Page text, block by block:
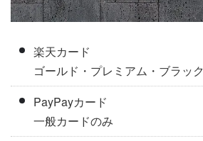
楽天カード
ゴールド・プレミアム・ブラック
PayPayカード
一般カードのみ